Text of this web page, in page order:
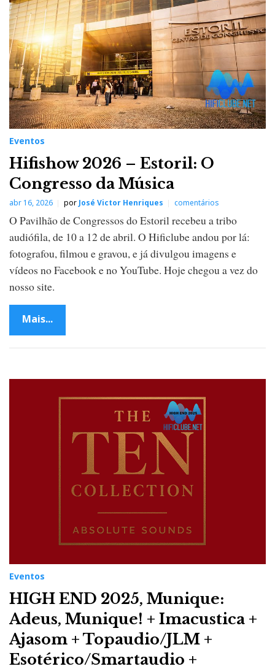
Eventos
Hifishow 2026 – Estoril: O
Congresso da Música
abr 16, 2026 por José Victor Henriques comentários
O Pavilhão de Congressos do Estoril recebeu a tribo
audiófila, de 10 a 12 de abril. O Hificlube andou por lá:
fotografou, filmou e gravou, e já divulgou imagens e
vídeos no Facebook e no YouTube. Hoje chegou a vez do
nosso site.
Mais...
Eventos
HIGH END 2025, Munique:
Adeus, Munique! + Imacustica +
Ajasom + Topaudio/JLM +
Esotérico/Smartaudio +